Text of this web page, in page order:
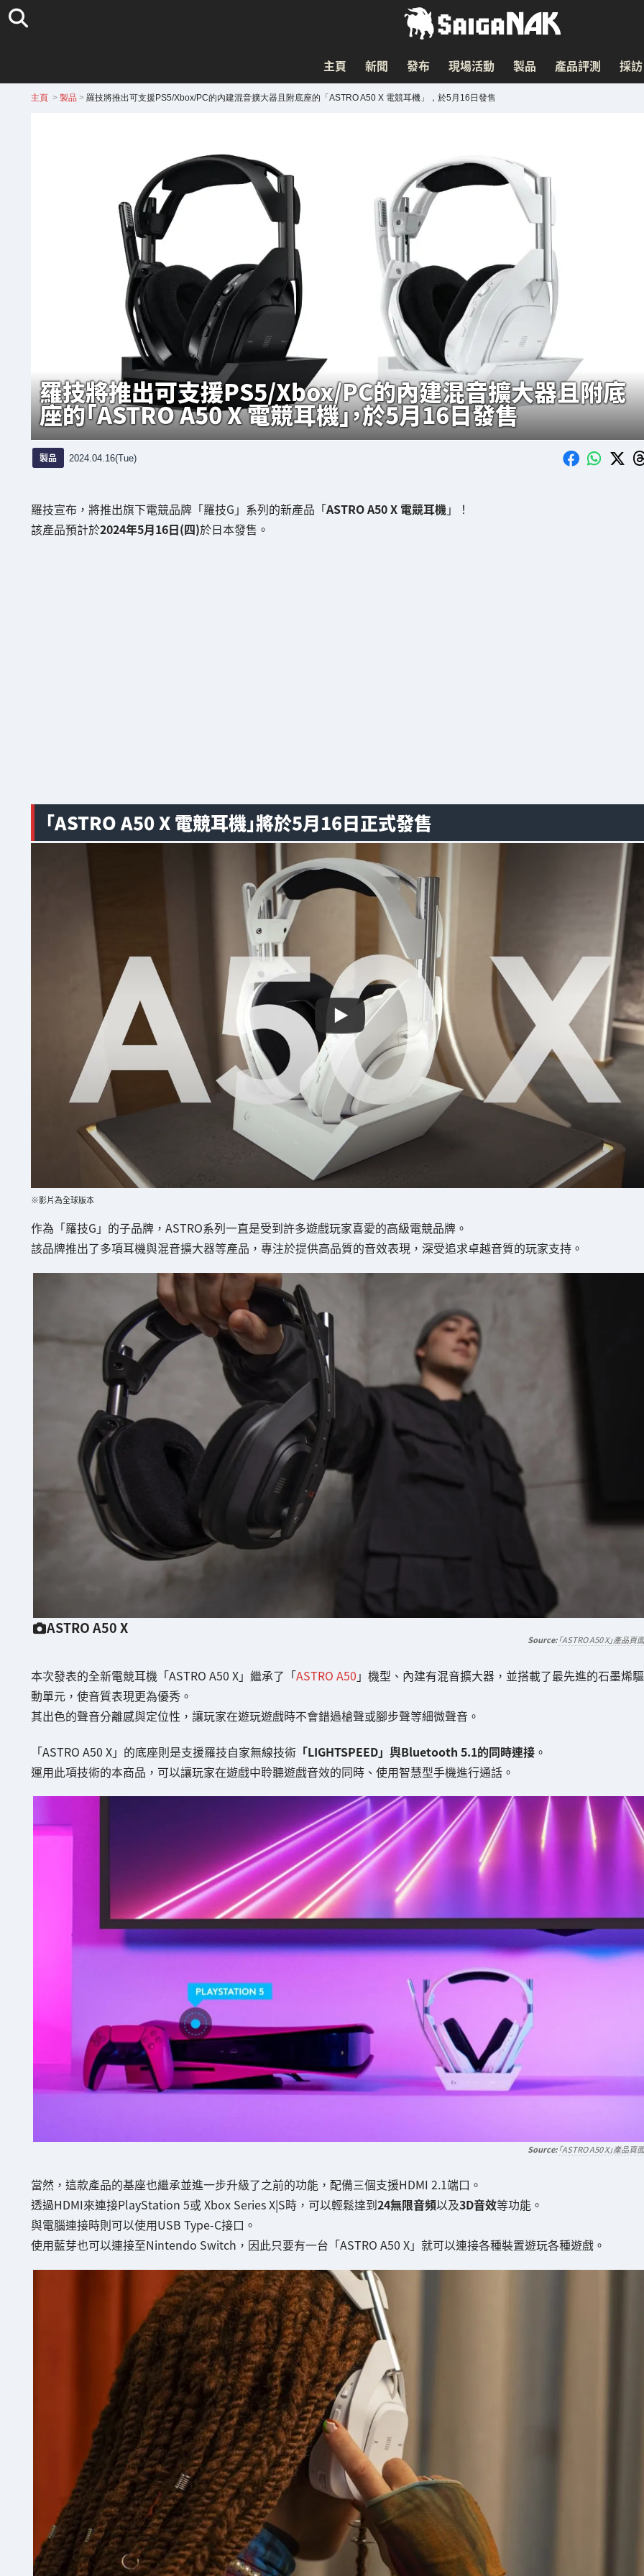
主頁 新聞 發布 現場活動 製品 產品評測 採訪
主頁 > 製品 > 羅技將推出可支援PS5/Xbox/PC的內建混音擴大器且附底座的「ASTRO A50 X 電競耳機」，於5月16日發售
羅技將推出可支援PS5/Xbox/PC的內建混音擴大器且附底
座的「ASTRO A50 X 電競耳機」，於5月16日發售
製品 2024.04.16(Tue)
羅技宣布，將推出旗下電競品牌「羅技G」系列的新產品「ASTRO A50 X 電競耳機」！
該產品預計於2024年5月16日(四)於日本發售。
「ASTRO A50 X 電競耳機」將於5月16日正式發售
※影片為全球版本
作為「羅技G」的子品牌，ASTRO系列一直是受到許多遊戲玩家喜愛的高級電競品牌。
該品牌推出了多項耳機與混音擴大器等產品，專注於提供高品質的音效表現，深受追求卓越音質的玩家支持。
ASTRO A50 X
「ASTRO A50 X」產品頁面
本次發表的全新電競耳機「ASTRO A50 X」繼承了「ASTRO A50 」機型、內建有混音擴大器，並搭載了最先進的石墨烯驅
動單元，使音質表現更為優秀。
其出色的聲音分離感與定位性，讓玩家在遊玩遊戲時不會錯過槍聲或腳步聲等細微聲音。
「ASTRO A50 X」的底座則是支援羅技自家無線技術「LIGHTSPEED」與Bluetooth 5.1的同時連接。
運用此項技術的本商品，可以讓玩家在遊戲中聆聽遊戲音效的同時、使用智慧型手機進行通話。
「ASTRO A50 X」產品頁面
當然，這款產品的基座也繼承並進一步升級了之前的功能，配備三個支援HDMI 2.1端口。
透過HDMI來連接PlayStation 5或 Xbox Series X|S時，可以輕鬆達到24無限音頻以及3D音效等功能。
與電腦連接時則可以使用USB Type-C接口。
使用藍芽也可以連接至Nintendo Switch，因此只要有一台「ASTRO A50 X」就可以連接各種裝置遊玩各種遊戲。